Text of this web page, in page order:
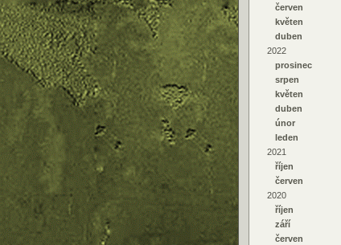
červen
květen
duben
2022
prosinec
srpen
květen
duben
únor
leden
2021
říjen
červen
2020
říjen
září
červen